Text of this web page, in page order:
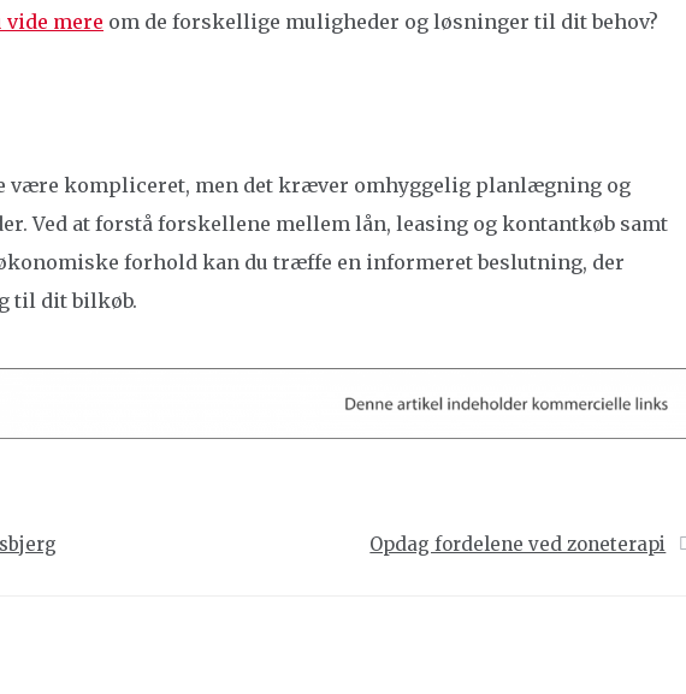
vide mere om de forskellige muligheder og løsninger til dit behov?
være kompliceret, men det kræver omhyggelig planlægning og
Ved at forstå forskellene mellem lån, leasing og kontantkøb samt
forhold kan du træffe en informeret beslutning, der
til dit bilkøb.
Opdag fordelene ved zoneterapi